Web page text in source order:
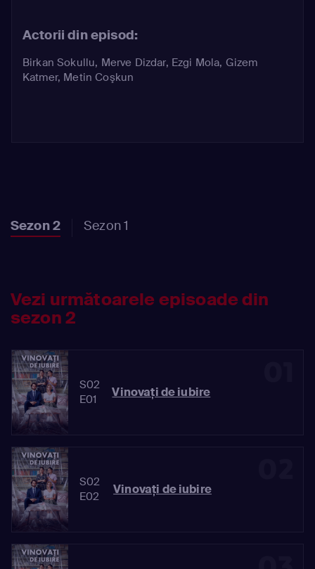
Actorii din episod:
Birkan Sokullu, Merve Dizdar, Ezgi Mola, Gizem
Katmer, Metin Coşkun
Sezon 2 Sezon 1
Vezi următoarele episoade din
sezon 2
S02
E01
Vinovaţi de iubire
S02
E02
Vinovaţi de iubire